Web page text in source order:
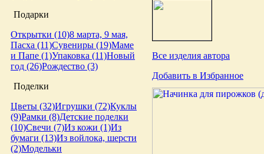
Подарки
Открытки (10)8 марта, 9 мая,
Пасха (11)Сувениры (19)Маме
и Папе (1)Упаковка (11)Новый
год (26)Рождество (3)
Поделки
Цветы (32)Игрушки (72)Куклы
(9)Рамки (8)Детские поделки
(10)Свечи (7)Из кожи (1)Из
бумаги (13)Из войлока, шерсти
(2)Модельки
Все изделия автора
Добавить в Избранное